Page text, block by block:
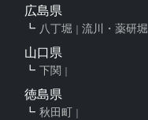
広島県
八丁堀 流川・薬研堀
山口県
下関
徳島県
秋田町